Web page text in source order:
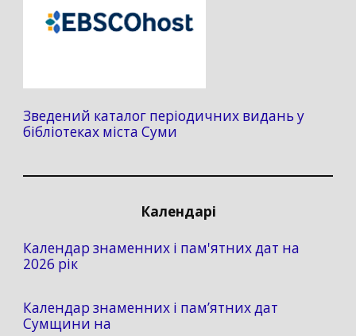
Зведений каталог періодичних видань у
бібліотеках міста Суми
Календарі
Календар знаменних і пам'ятних дат на
2026 рік
Календар знаменних і пам’ятних дат
Сумщини на